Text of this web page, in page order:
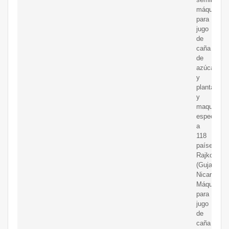
máquinas
para
jugo
de
caña
de
azúcar
y
plantas
y
maquinaria
a
118
países,
Rajkot
(Gujarat),
Nicaragua
Máquina
para
jugo
de
caña